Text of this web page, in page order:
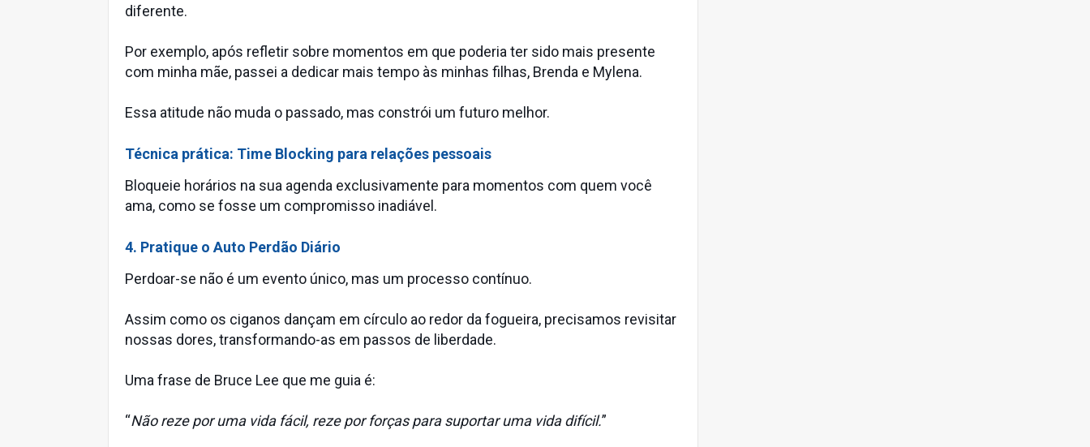
diferente.
Por exemplo, após refletir sobre momentos em que poderia ter sido mais presente
com minha mãe, passei a dedicar mais tempo às minhas filhas, Brenda e Mylena.
Essa atitude não muda o passado, mas constrói um futuro melhor.
Técnica prática: Time Blocking para relações pessoais
Bloqueie horários na sua agenda exclusivamente para momentos com quem você
ama, como se fosse um compromisso inadiável.
4. Pratique o Auto Perdão Diário
Perdoar-se não é um evento único, mas um processo contínuo.
Assim como os ciganos dançam em círculo ao redor da fogueira, precisamos revisitar
nossas dores, transformando-as em passos de liberdade.
Uma frase de Bruce Lee que me guia é:
“Não reze por uma vida fácil, reze por forças para suportar uma vida difícil.”